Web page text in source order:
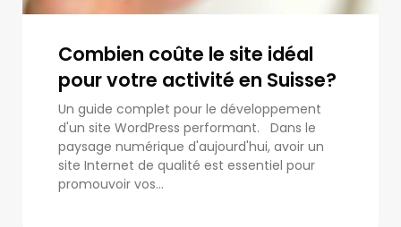
Combien coûte le site idéal
pour votre activité en Suisse?
Un guide complet pour le développement
d'un site WordPress performant. Dans le
paysage numérique d'aujourd'hui, avoir un
site Internet de qualité est essentiel pour
promouvoir vos...